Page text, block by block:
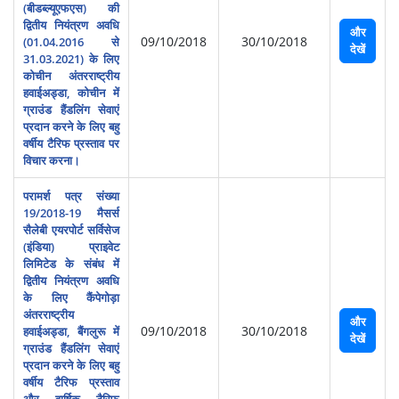
(बीडब्‍ल्‍यूएफएस) की
द्वितीय नियंत्रण अवधि
(01.04.2016 से
31.03.2021) के लिए
कोचीन अंतरराष्‍ट्रीय
हवाईअड्डा, कोचीन में
ग्राउंड हैंडलिंग सेवाएं
प्रदान करने के लिए बहु
वर्षीय टैरिफ प्रस्‍ताव पर
विचार करना।
09/10/2018 30/10/2018
और
देखें
परामर्श पत्र संख्‍या
19/2018-19 मैसर्स
सैलेबी एयरपोर्ट सर्विसेज
(इं‍डिया) प्राइवेट
लिमिटेड के संबंध में
द्वितीय नियंत्रण अवधि
के लिए कैंपेगोड़ा
अंतरराष्‍ट्रीय
हवाईअड्डा, बैंगलुरू में
ग्राउंड हैंडलिंग सेवाएं
प्रदान करने के लिए बहु
वर्षीय टैरिफ प्रस्‍ताव
09/10/2018 30/10/2018
और
देखें